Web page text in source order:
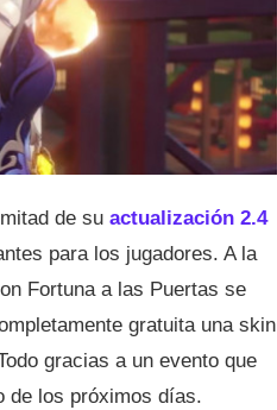
de su actualización 2.4
para los jugadores. A la
Fortuna a las Puertas se
gratuita una skin
gracias a un evento que
de los próximos días.